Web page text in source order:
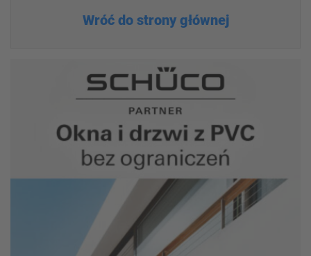
Wróć do strony głównej